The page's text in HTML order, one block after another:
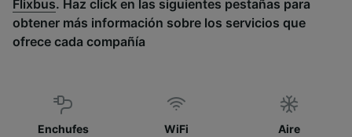
Flixbus. Haz click en las siguientes pestañas para
obtener más información sobre los servicios que
ofrece cada compañía
Enchufes WiFi
Aire